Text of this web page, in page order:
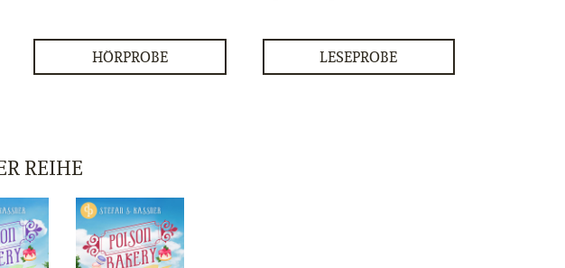
HÖRPROBE LESEPROBE
REIHE